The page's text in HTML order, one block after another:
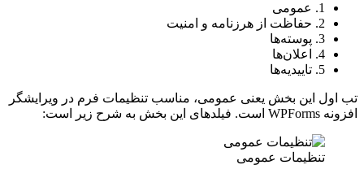
1. عمومی
2. حفاظت از هرزنامه و امنیت
3. پوسته‌ها
4. اعلان‌ها
5. تاییدیه‌ها
تب اول این بخش یعنی عمومی، مناسب تنظیمات فرم در ویرایشگر
افزونه WPForms است. فیلدهای این بخش به شرح زیر است:
تنظیمات عمومی